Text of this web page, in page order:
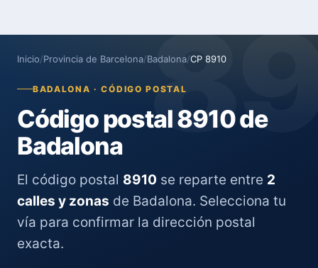
Inicio/Provincia de Barcelona/Badalona/CP 8910
BADALONA · CÓDIGO POSTAL
Código postal 8910 de
Badalona
El código postal 8910 se reparte entre 2
calles y zonas de Badalona. Selecciona tu
vía para confirmar la dirección postal
exacta.